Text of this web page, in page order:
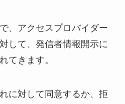
、アクセスプロバイダー
して、発信者情報開示に
てきます。
に対して同意するか、拒